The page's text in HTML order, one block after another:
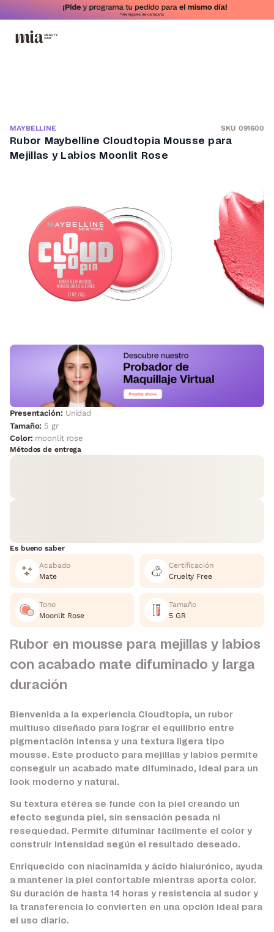
MAYBELLINE SKU 091600
Rubor Maybelline Cloudtopia Mousse para
Mejillas y Labios Moonlit Rose
Presentación: Unidad
Tamaño: 5 gr
Color: moonlit rose
Métodos de entrega
Es bueno saber
Acabado
Mate
Certificación
Cruelty Free
Tono
Moonlit Rose
Tamaño
5 GR
Rubor en mousse para mejillas y labios
con acabado mate difuminado y larga
duración
Bienvenida a la experiencia Cloudtopia, un rubor
multiuso diseñado para lograr el equilibrio entre
pigmentación intensa y una textura ligera tipo
mousse. Este producto para mejillas y labios permite
conseguir un acabado mate difuminado, ideal para un
look moderno y natural.
Su textura etérea se funde con la piel creando un
efecto segunda piel, sin sensación pesada ni
resequedad. Permite difuminar fácilmente el color y
construir intensidad según el resultado deseado.
Enriquecido con niacinamida y ácido hialurónico, ayuda
a mantener la piel confortable mientras aporta color.
Su duración de hasta 14 horas y resistencia al sudor y
la transferencia lo convierten en una opción ideal para
el uso diario.